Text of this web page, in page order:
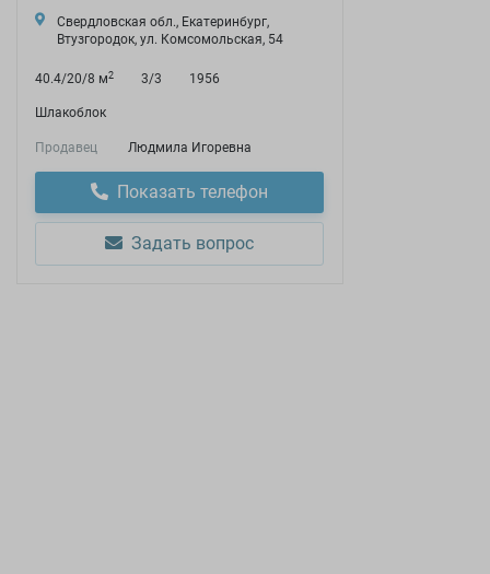
Свердловская обл., Екатеринбург,
Втузгородок, ул. Комсомольская, 54
40.4/20/8 м2 3/3 1956
Шлакоблок
Продавец Людмила Игоревна
Показать телефон
Задать вопрос